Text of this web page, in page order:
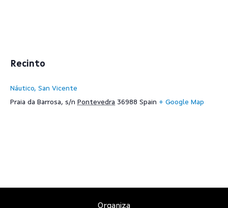
Recinto
Náutico, San Vicente
Praia da Barrosa, s/n Pontevedra 36988 Spain + Google Map
Organiza